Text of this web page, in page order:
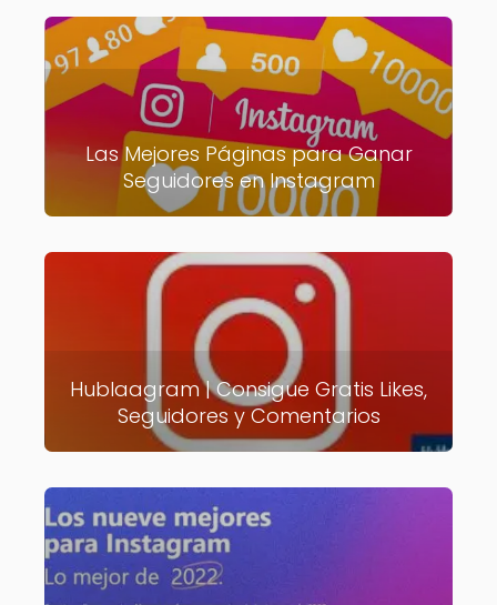
Las Mejores Páginas para Ganar
Seguidores en Instagram
Hublaagram | Consigue Gratis Likes,
Seguidores y Comentarios